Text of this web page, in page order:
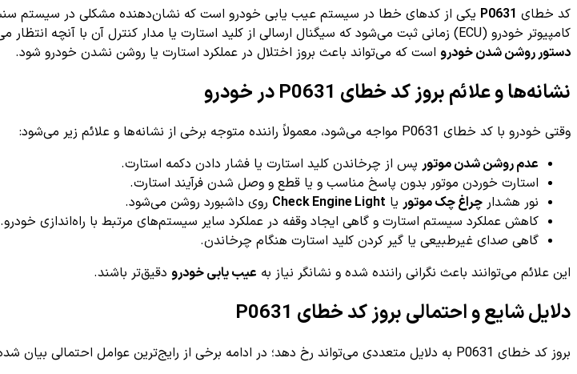
کد خطای P0631
کامپیوتر خودرو (ECU) زمانی ثبت می‌شود که سیگنال ارسالی از کلید استارت یا مدار کنترل آن با آنچه انتظار می‌رود، مطابقت نداشته باشد. به زبان ساده‌تر،
دستور روشن شدن خودرو است که می‌تواند باعث بروز اختلال در عملکرد استارت یا روشن نشدن خودرو شود.
نشانه‌ها و علائم بروز کد خطای P0631 در خودرو
وقتی خودرو با کد خطای P0631 مواجه می‌شود، معمولاً راننده متوجه برخی از نشانه‌ها و علائم زیر می‌شود:
عدم روشن شدن موتور پس از چرخاندن کلید استارت یا فشار دادن دکمه استارت.
استارت خوردن موتور بدون پاسخ مناسب و یا قطع و وصل شدن فرآیند استارت.
نور هشدار چراغ چک موتور یا Check Engine Light روی داشبورد روشن می‌شود.
کاهش عملکرد سیستم استارت و گاهی ایجاد وقفه در عملکرد سایر سیستم‌های مرتبط با راه‌اندازی خودرو.
گاهی صدای غیرطبیعی یا گیر کردن کلید استارت هنگام چرخاندن.
این علائم می‌توانند باعث نگرانی راننده شده و نشانگر نیاز به عیب یابی خودرو دقیق‌تر باشند.
دلایل شایع و احتمالی بروز کد خطای P0631
بروز کد خطای P0631 به دلایل متعددی می‌تواند رخ دهد؛ در ادامه برخی از رایج‌ترین عوامل احتمالی بیان شده است: